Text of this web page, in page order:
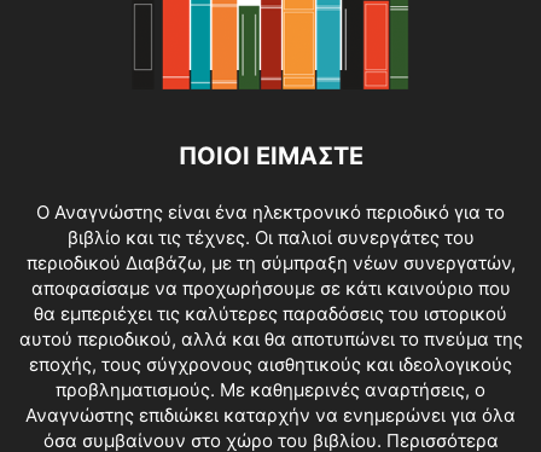
ΠΟΙΟΙ ΕΙΜΑΣΤΕ
O Αναγνώστης είναι ένα ηλεκτρονικό περιοδικό για το
βιβλίο και τις τέχνες. Οι παλιοί συνεργάτες του
περιοδικού Διαβάζω, με τη σύμπραξη νέων συνεργατών,
αποφασίσαμε να προχωρήσουμε σε κάτι καινούριο που
θα εμπεριέχει τις καλύτερες παραδόσεις του ιστορικού
αυτού περιοδικού, αλλά και θα αποτυπώνει το πνεύμα της
εποχής, τους σύγχρονους αισθητικούς και ιδεολογικούς
προβληματισμούς. Με καθημερινές αναρτήσεις, ο
Αναγνώστης επιδιώκει καταρχήν να ενημερώνει για όλα
όσα συμβαίνουν στο χώρο του βιβλίου. Περισσότερα